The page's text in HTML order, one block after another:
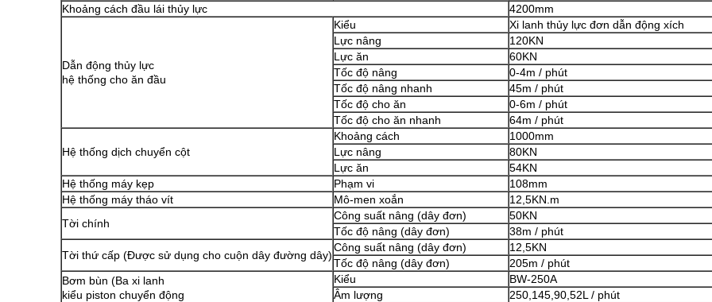
Khoảng cách đầu lái thủy lực
4200mm
Dẫn động thủy lực
hệ thống cho ăn đầu
Kiểu
Xi lanh thủy lực đơn dẫn động xích
Lực nâng
120KN
Lực ăn
60KN
Tốc độ nâng
0-4m / phút
Tốc độ nâng nhanh
45m / phút
Tốc độ cho ăn
0-6m / phút
Tốc độ cho ăn nhanh
64m / phút
Hệ thống dịch chuyển cột
Khoảng cách
1000mm
Lực nâng
80KN
Lực ăn
54KN
Hệ thống máy kẹp
Phạm vi
108mm
Hệ thống máy tháo vít
Mô-men xoắn
12,5KN.m
Tời chính
Công suất nâng (dây đơn)
50KN
Tốc độ nâng (dây đơn)
38m / phút
Tời thứ cấp (Được sử dụng cho cuộn dây đường dây)
Công suất nâng (dây đơn)
12,5KN
Tốc độ nâng (dây đơn)
205m / phút
Bơm bùn (Ba xi lanh
kiểu piston chuyển động
Kiểu
BW-250A
Âm lượng
250,145,90,52L / phút